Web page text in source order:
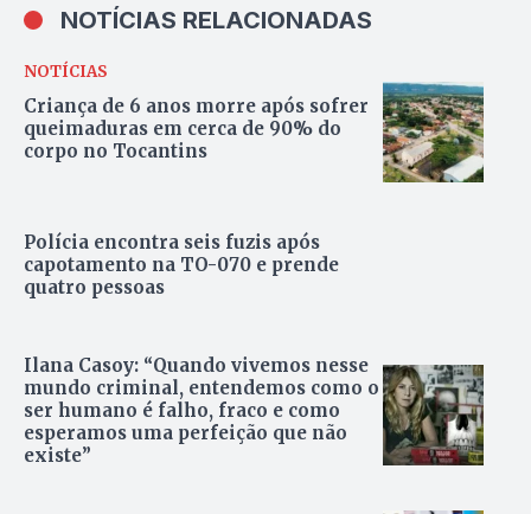
NOTÍCIAS RELACIONADAS
NOTÍCIAS
Criança de 6 anos morre após sofrer
queimaduras em cerca de 90% do
corpo no Tocantins
Polícia encontra seis fuzis após
capotamento na TO-070 e prende
quatro pessoas
Ilana Casoy: “Quando vivemos nesse
mundo criminal, entendemos como o
ser humano é falho, fraco e como
esperamos uma perfeição que não
existe”